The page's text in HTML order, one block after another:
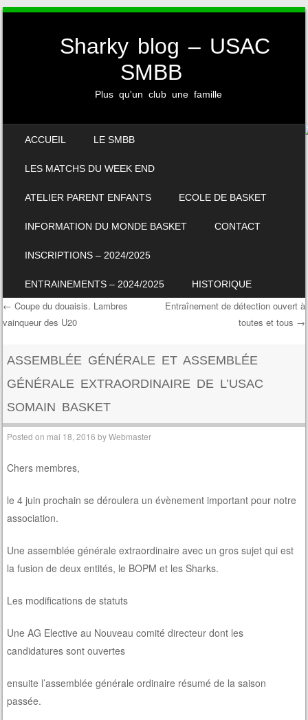
Sharky blog – USAC
SMBB
Plus qu'un club une famille
ACCUEIL LE SMBB
LES MATCHS DU WEEK END
ATELIER PARENT ENFANTS ECOLE DE BASKET
INFORMATION DU MONDE BASKET CONTACT
INSCRIPTIONS – 2024/2025
ENTRAINEMENTS – 2024/2025 HISTORIQUE
Post navigation
← Coupe du douaisis. Lambres
vainqueur des U20
Entraînement de détection ouvert à
toutes et tous →
ASSEMBLÉE GÉNÉRALE ET ASSEMBLÉE
GÉNÉRALE EXTRAORDINAIRE DE L’USAC
SOMAIN BASKET
Posted on mai 18, 2016 byWebmaster
Chers membres,
le 4 juin prochain se déroulera un évènement important pour notre
association.
Une assemblée générale extraordinaire avec un gros sujet qui est
la fusion de deux entités, le BOPM et les Sharks.
Les modifications de statuts
Une AG Elective au Nouveau comité directeur dont les
candidatures sont ouvertes
ensuite l’assemblée générale ordinaire résumé de la saison
passée.